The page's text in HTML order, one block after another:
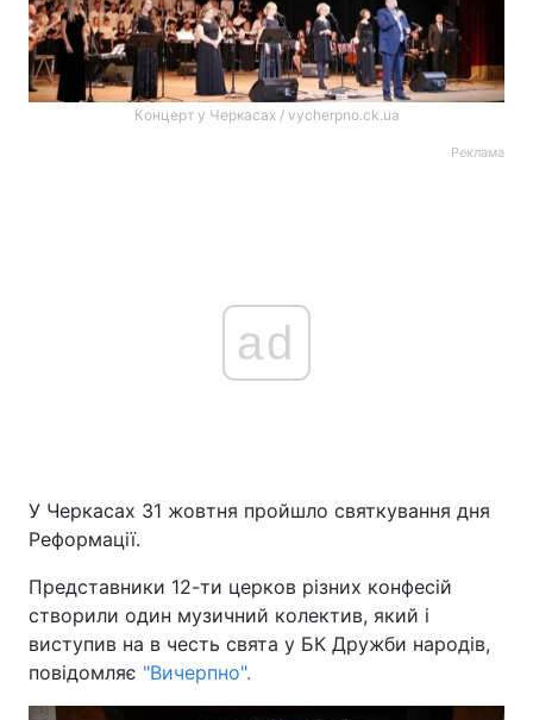
Концерт у Черкасах / vycherpno.ck.ua
Реклама
ad
У Черкасах 31 жовтня пройшло святкування дня
Реформації.
Представники 12-ти церков різних конфесій
створили один музичний колектив, який і
виступив на в честь свята у БК Дружби народів,
повідомляє "Вичерпно".